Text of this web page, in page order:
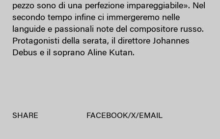
pezzo sono di una perfezione impareggiabile». Nel
secondo tempo infine ci immergeremo nelle
languide e passionali note del compositore russo.
Protagonisti della serata, il direttore Johannes
Debus e il soprano Aline Kutan.
SHARE FACEBOOK/X/ EMAIL